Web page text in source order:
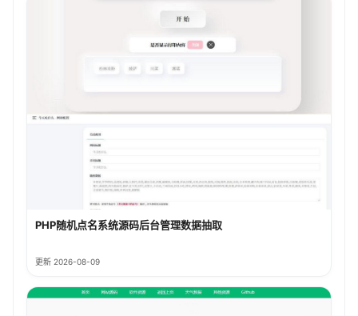
PHP随机点名系统源码后台管理数据抽取
更新 2026-08-09